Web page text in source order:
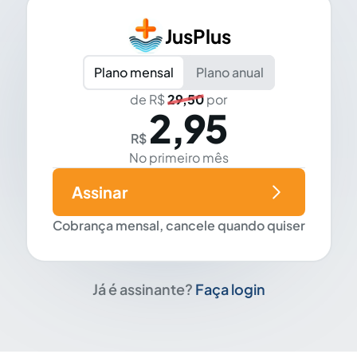
JusPlus
Plano mensal
Plano anual
de R$29,50por
R$ 2,95
No primeiro mês
Cobrança mensal, cancele quando quiser
Assinar
Já é assinante? Faça login